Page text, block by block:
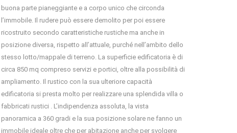
buona parte pianeggiante e a corpo unico che circonda
l’immobile. Il rudere può essere demolito per poi essere
ricostruito secondo caratteristiche rustiche ma anche in
posizione diversa, rispetto all’attuale, purché nell’ambito dello
stesso lotto/mappale di terreno. La superficie edificatoria è di
circa 850 mq compreso servizi e portici, oltre alla possibilità di
ampliamento. Il rustico con la sua ulteriore capacità
edificatoria si presta molto per realizzare una splendida villa o
fabbricati rustici . L’indipendenza assoluta, la vista
panoramica a 360 gradi e la sua posizione solare ne fanno un
immobile ideale oltre che per abitazione anche per svolgere